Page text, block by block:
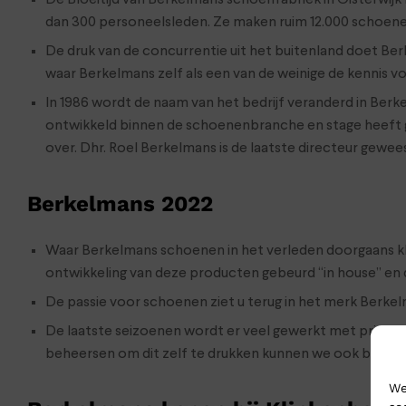
dan 300 personeelsleden. Ze maken ruim 12.000
De druk van de concurrentie uit het buitenland doet
waar Berkelmans zelf als een van de weinige de kennis
In 1986 wordt de naam van het bedrijf veranderd in
ontwikkeld binnen de schoenenbranche en stage heeft
over. Dhr. Roel Berkelmans is de laatste directeur
Berkelmans 2022
Waar Berkelmans schoenen in het verleden doorgaans
ontwikkeling van deze producten gebeurd “in house”
De passie voor schoenen ziet u terug in het merk
De laatste seizoenen wordt er veel gewerkt met
beheersen om dit zelf te drukken kunnen we ook